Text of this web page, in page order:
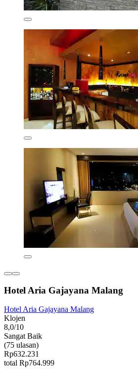
Hotel Aria Gajayana Malang
Hotel Aria Gajayana Malang
Klojen
8,0/10
Sangat Baik
(75 ulasan)
Rp632.231
total Rp764.999